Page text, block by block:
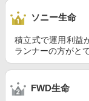
ソニー生命
積立式で運用利益
ランナーの方がと
FWD生命